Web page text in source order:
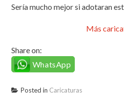
Sería mucho mejor si adotaran
Más
Share on:
WhatsApp
Posted in Caricaturas